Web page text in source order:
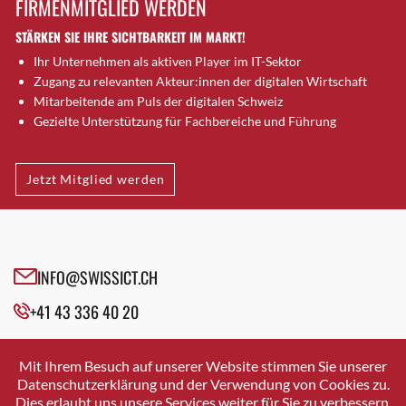
Brugg AG
Brütten
Bubendorf
Bubikon
Buchs (SG)
Bäretswil
Bülach
Cazis
Crissier
Davos Platz
Dierikon
Dietikon
FIRMENMITGLIED WERDEN
STÄRKEN SIE IHRE SICHTBARKEIT IM MARKT!
Ihr Unternehmen als aktiven Player im IT-Sektor
Zugang zu relevanten Akteur:innen der digitalen Wirtschaft
Mitarbeitende am Puls der digitalen Schweiz
Gezielte Unterstützung für Fachbereiche und Führung
Jetzt Mitglied werden
INFO@SWISSICT.CH
+41 43 336 40 20
SWISSICT
VULKANSTRASSE 120
8048 ZURICH
Mit Ihrem Besuch auf unserer Website stimmen Sie unserer
Datenschutzerklärung und der Verwendung von Cookies zu.
Dies erlaubt uns unsere Services weiter für Sie zu verbessern.